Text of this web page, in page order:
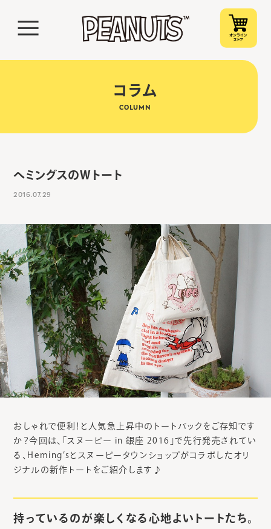
コラム
COLUMN
ヘミングスのWトート
2016.07.29
おしゃれで便利！と人気急上昇中のトートバックをご存知です
か？今回は、「スヌーピー in 銀座 2016」で先行発売されてい
る、Heming’sとスヌーピータウンショップがコラボしたオリ
ジナルの新作トートをご紹介します♪
持っているのが楽しくなる心地よいトートたち。